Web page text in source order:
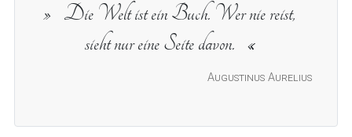
Augustinus Aurelius
Die Welt ist ein Buch. Wer nie reist,
sieht nur eine Seite davon.